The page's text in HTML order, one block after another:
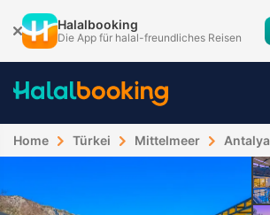
Halalbooking
Die App für halal-freundliches Reisen
Home Türkei Mittelmeer Antalya